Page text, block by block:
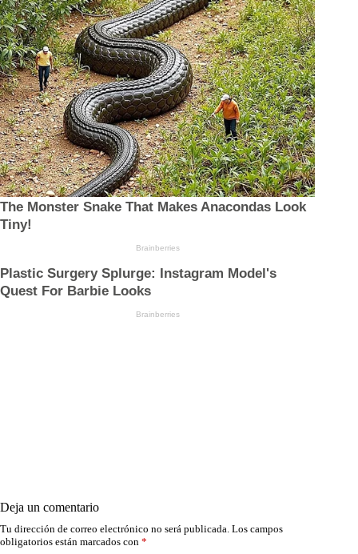
Deja un comentario
Tu dirección de correo electrónico no será publicada. Los campos
obligatorios están marcados con *